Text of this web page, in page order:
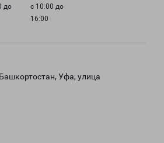
до
с 10:00 до
16:00
Уфа, улица